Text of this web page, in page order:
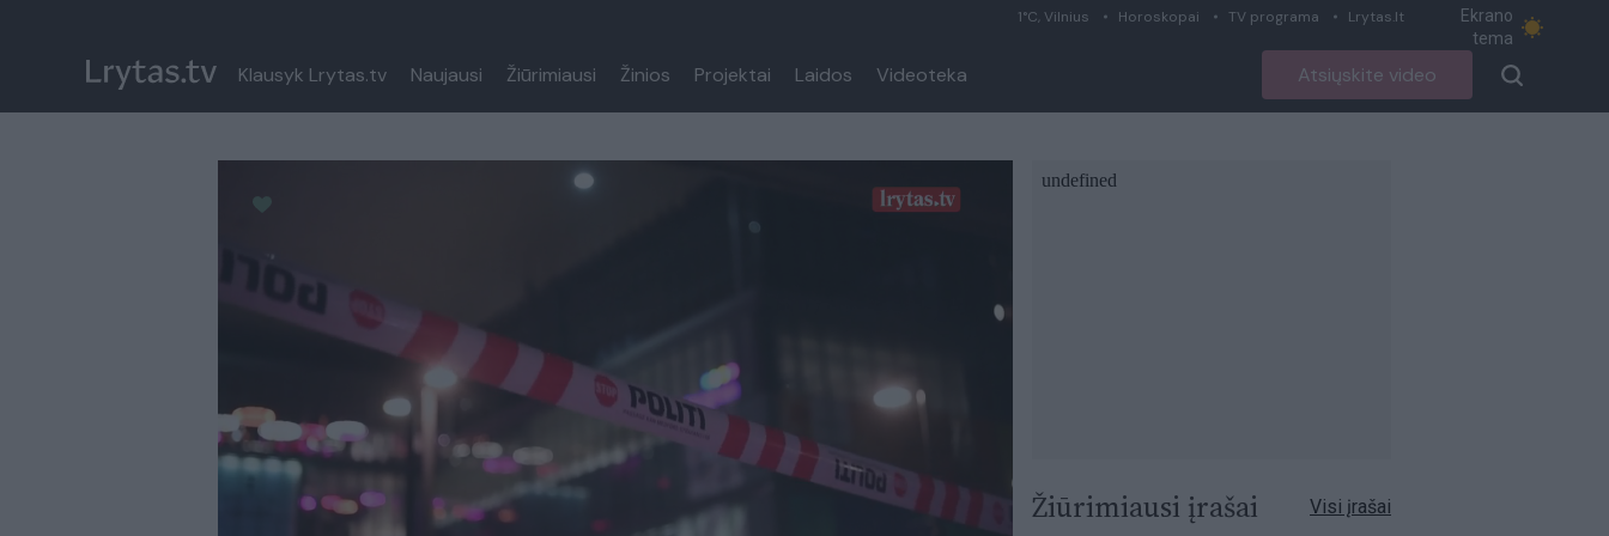
1°C, Vilnius Horoskopai TV programa Lrytas.lt
Ekrano
tema
Klausyk Lrytas.tv Naujausi Žiūrimiausi Žinios Projektai Laidos Videoteka Atsiųskite video
Žiūrimiausi įrašai Visi įrašai